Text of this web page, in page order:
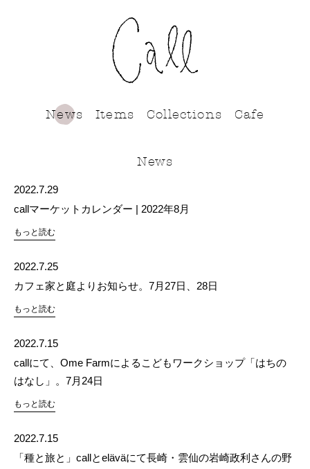
News Items Collections Cafe
News
2022.7.29
callマーケットカレンダー | 2022年8月
もっと読む
2022.7.25
カフェ家と庭よりお知らせ。7月27日、28日
もっと読む
2022.7.15
callにて、Ome Farmによるこどもワークショップ「はちの
はなし」。7月24日
もっと読む
2022.7.15
「種と旅と」callとeläväにて長崎・雲仙の岩崎政利さんの野